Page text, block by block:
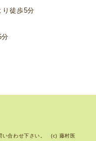
徒歩5分
い合わせ下さい。 (c) 藤村医